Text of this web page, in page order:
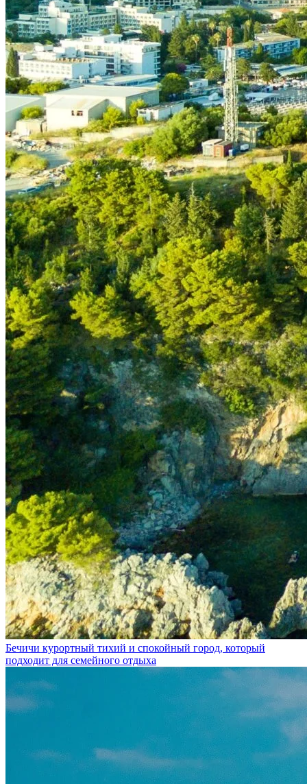
Бечичи курортный тихий и спокойный город, который
подходит для семейного отдыха